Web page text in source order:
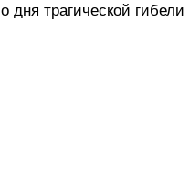
дня трагической гибели